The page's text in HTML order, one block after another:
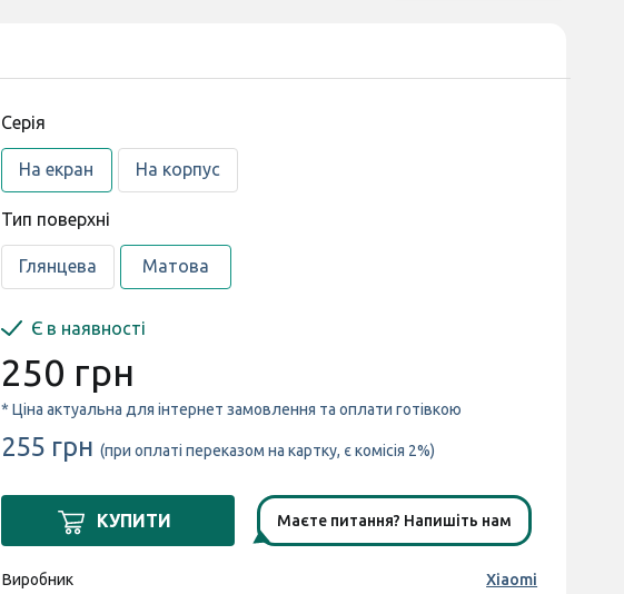
Серія
На екран На корпус
Тип поверхні
Глянцева Матова
Є в наявності
250 грн
* Ціна актуальна для інтернет замовлення та оплати готівкою
255 грн (при оплаті переказом на картку, є комісія 2%)
КУПИТИ Маєте питання? Напишіть нам
Виробник Xiaomi